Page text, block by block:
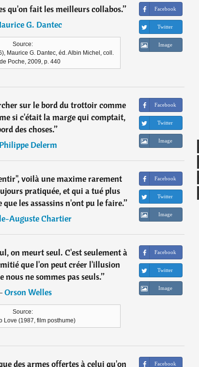
qu'on fait les meilleurs collabos.”
G. Dantec
Source:
Maurice G. Dantec, éd. Albin Michel, coll.
Poche, 2009, p. 440
Facebook
Twitter
Image
sur le bord du trottoir comme
si c'était la marge qui comptait,
des choses.”
Philippe Delerm
Facebook
Twitter
Image
voilà une maxime rarement
pratiquée, et qui a tué plus
que les assassins n'ont pu le faire.”
Auguste Chartier
Facebook
Twitter
Image
on meurt seul. C'est seulement à
que l'on peut créer l'illusion
nous ne sommes pas seuls.”
Orson Welles
Source:
Love (1987, film posthume)
Facebook
Twitter
Image
des armes offertes à celui qu'on Facebook